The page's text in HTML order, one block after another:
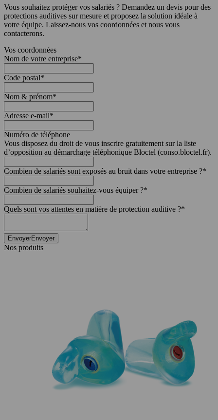
Vous souhaitez protéger vos salariés ? Demandez un devis pour des
protections auditives sur mesure et proposez la solution idéale à
votre équipe. Laissez-nous vos coordonnées et nous vous
contacterons.
Vos coordonnées
Nom de votre entreprise*
Code postal*
Nom & prénom*
Adresse e-mail*
Numéro de téléphone
Vous disposez du droit de vous inscrire gratuitement sur la liste
d’opposition au démarchage téléphonique Bloctel (conso.bloctel.fr).
Combien de salariés sont exposés au bruit dans votre entreprise ?*
Combien de salariés souhaitez-vous équiper ?*
Quels sont vos attentes en matière de protection auditive ?*
EnvoyerEnvoyer
Nos produits